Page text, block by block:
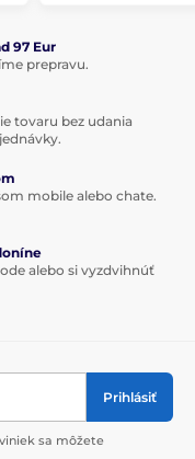
objednávke
v
Servírovanie
97 Eur
prepravu.
tovaru bez udania
mobile alebo chate.
alebo si vyzdvihnúť
Prihlásiť
sa môžete